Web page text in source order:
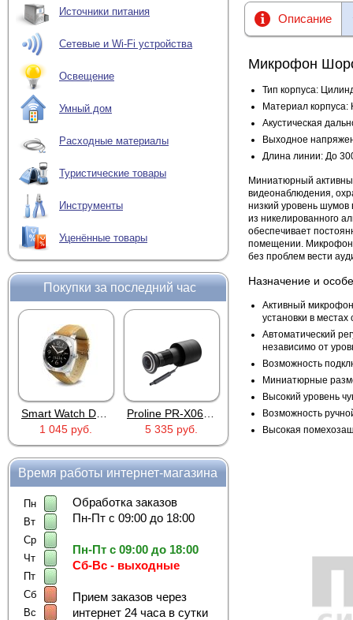
Источники питания
Сетевые и Wi-Fi устройства
Освещение
Умный дом
Расходные материалы
Туристические товары
Инструменты
Уценённые товары
Покупки за последний час
1 045 руб.
5 335 руб.
RTU5024
2 690 руб.
Время работы интернет-магазина
Пн
Вт
Ср
Чт
Пт
Сб
Вс
Обработка заказов
Пн-Пт с 09:00 до 18:00
Пн-Пт с 09:00 до 18:00
Сб-Вс - выходные
Прием заказов через
интернет 24 часа в сутки
Описание
Микрофон
Тип корпуса:
Материал
Акустическая
Выходное
Длина линии: До
Миниатюрный
видеонаблюдения,
низкий уровень
из никелированного
обеспечивает
помещении. Микрофон
без проблем вести
Назначение и
Активный
установки в
Автоматический
независимо от
Возможность
Миниатюрные
Высокий уровень
Возможность
Высокая